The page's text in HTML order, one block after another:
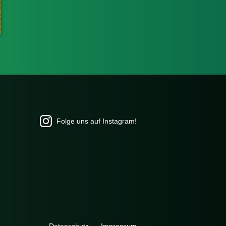
Folge uns auf Instagram!